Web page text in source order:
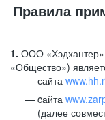
Правила
1. ООО
«Общество»)
сайта
cайта
(далее